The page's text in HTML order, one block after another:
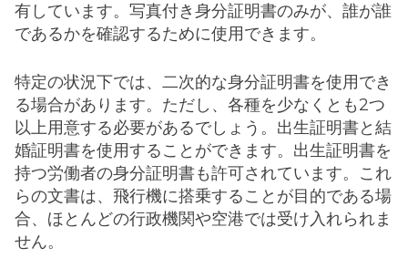
有しています。写真付き身分証明書のみが、誰が誰
であるかを確認するために使用できます。
特定の状況下では、二次的な身分証明書を使用でき
る場合があります。ただし、各種を少なくとも2つ
以上用意する必要があるでしょう。出生証明書と結
婚証明書を使用することができます。出生証明書を
持つ労働者の身分証明書も許可されています。これ
らの文書は、飛行機に搭乗することが目的である場
合、ほとんどの行政機関や空港では受け入れられま
せん。